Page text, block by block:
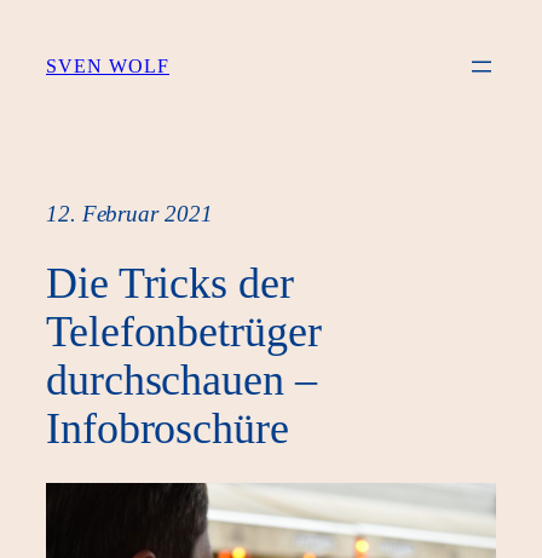
Inhalt
SVEN WOLF
12. Februar 2021
Die Tricks der
Telefonbetrüger
durchschauen –
Infobroschüre